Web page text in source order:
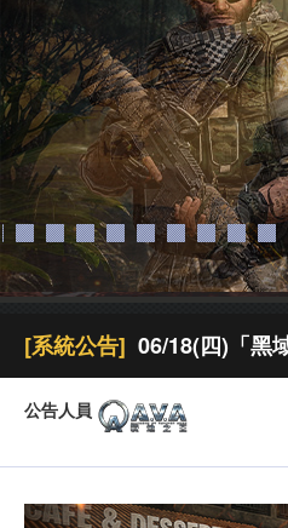
[系統公告] 06/18(四)「黑
公告人員